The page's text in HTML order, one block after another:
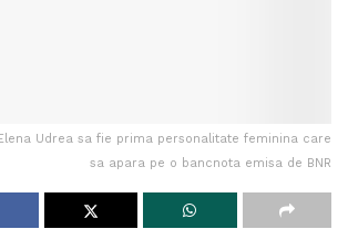
Udrea sa fie prima personalitate feminina care
sa apara pe o bancnota emisa de BNR